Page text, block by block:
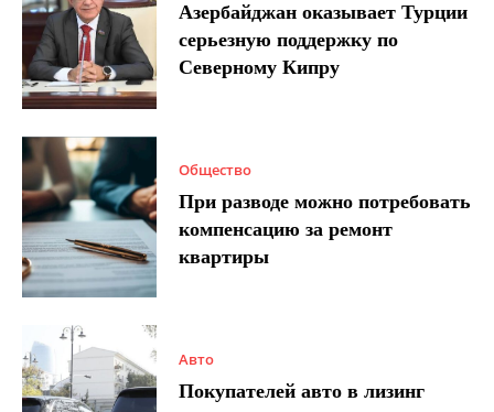
Азербайджан оказывает Турции
серьезную поддержку по
Северному Кипру
Общество
При разводе можно потребовать
компенсацию за ремонт
квартиры
Авто
Покупателей авто в лизинг